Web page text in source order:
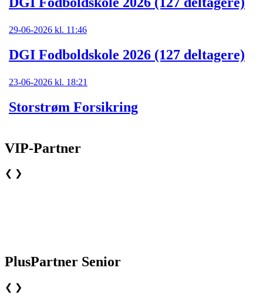
29-06-2026 kl. 11:46
DGI Fodboldskole 2026 (127 deltagere)
23-06-2026 kl. 18:21
Storstrøm Forsikring
VIP-Partner
❮ ❯
PlusPartner Senior
❮ ❯